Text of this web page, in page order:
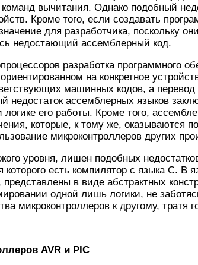
вычитания. Однако подобный
Кроме того, если создавать
для разработчика, поскольку
недостающий ассемблерный код.
разработка программного
на конкретное
машинных кодов, а
недостаток ассемблерных языков
логике его работы. Кроме того,
которые, к тому же, оказываются
микроконтроллеров других
уровня, лишен подобных
есть компилятор с языка С. В
в виде абстрактных
одной лишь логики, не
микроконтроллеров к другому, тратя
AVR и PIC